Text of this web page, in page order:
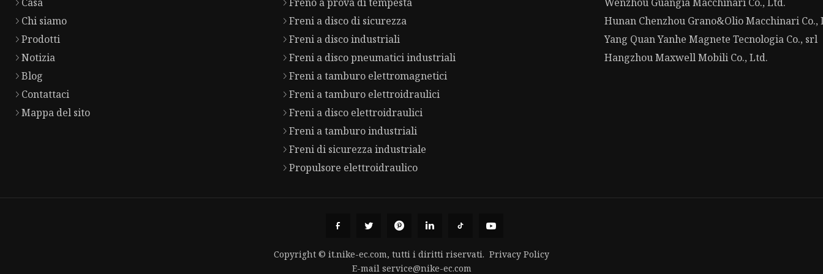
Chi siamo
Prodotti
Notizia
Blog
Contattaci
Mappa del sito
Freni a disco di sicurezza
Freni a disco industriali
Freni a disco pneumatici industriali
Freni a tamburo elettromagnetici
Freni a tamburo elettroidraulici
Freni a disco elettroidraulici
Freni a tamburo industriali
Freni di sicurezza industriale
Propulsore elettroidraulico
Hunan Chenzhou Grano&Olio Macchinari Co.,
Yang Quan Yanhe Magnete Tecnologia Co., srl
Hangzhou Maxwell Mobili Co., Ltd.
Copyright © it.nike-ec.com, tutti i diritti riservati. Privacy Policy
E-mail service@nike-ec.com